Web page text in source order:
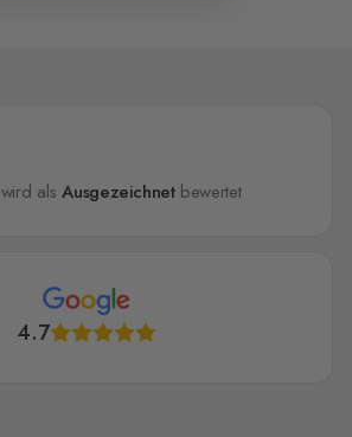
wird alsAusgezeichnetbewertet
4.7